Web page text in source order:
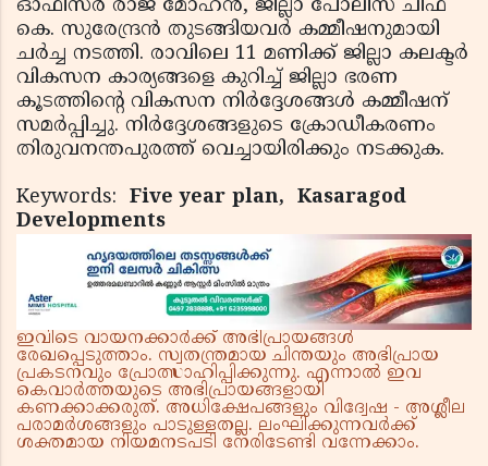
ഓഫീസര്‍ രാജ് മോഹന്‍, ജില്ലാ പോലീസ് ചീഫ്
കെ. സുരേന്ദ്രന്‍ തുടങ്ങിയവര്‍ കമ്മീഷനുമായി
ചര്‍ച്ച നടത്തി. രാവിലെ 11 മണിക്ക് ജില്ലാ കലക്ടര്‍
വികസന കാര്യങ്ങളെ കുറിച്ച് ജില്ലാ ഭരണ
കൂടത്തിന്റെ വികസന നിര്‍ദ്ദേശങ്ങള്‍ കമ്മീഷന്
സമര്‍പ്പിച്ചു. നിര്‍ദ്ദേശങ്ങളുടെ ക്രോഡീകരണം
തിരുവനന്തപുരത്ത് വെച്ചായിരിക്കും നടക്കുക.
Keywords: Five year plan, Kasaragod
Developments
ഇവിടെ വായനക്കാർക്ക് അഭിപ്രായങ്ങൾ
രേഖപ്പെടുത്താം. സ്വതന്ത്രമായ ചിന്തയും അഭിപ്രായ
പ്രകടനവും പ്രോത്സാഹിപ്പിക്കുന്നു. എന്നാൽ ഇവ
കെവാർത്തയുടെ അഭിപ്രായങ്ങളായി
കണക്കാക്കരുത്. അധിക്ഷേപങ്ങളും വിദ്വേഷ - അശ്ലീല
പരാമർശങ്ങളും പാടുള്ളതല്ല. ലംഘിക്കുന്നവർക്ക്
ശക്തമായ നിയമനടപടി നേരിടേണ്ടി വന്നേക്കാം.